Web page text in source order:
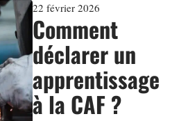
22 février 2026
Comment
déclarer un
apprentissage
à la CAF ?